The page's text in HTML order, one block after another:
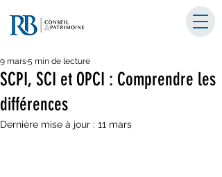
SCPI, SCI et OPCI : Comprendre les
différences
9 mars5 min de lecture
Dernière mise à jour : 11 mars